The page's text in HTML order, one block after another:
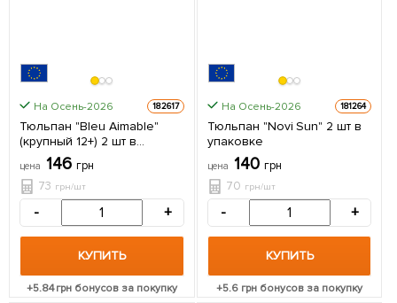
На Осень-2026 182617
Тюльпан "Bleu Aimable"
(крупный 12+) 2 шт в
упаковке
цена 146 грн
73 грн/шт
- +
КУПИТЬ
+5.84грн бонусов за покупку
На Осень-2026 181264
Тюльпан "Novi Sun" 2 шт в
упаковке
цена 140 грн
70 грн/шт
- +
КУПИТЬ
+5.6 грн бонусов за покупку